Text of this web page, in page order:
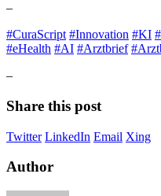
–
#CuraScript #Innovation #KI
#eHealth #AI #Arztbrief
–
Share this post
Twitter LinkedIn Email Xing
Author